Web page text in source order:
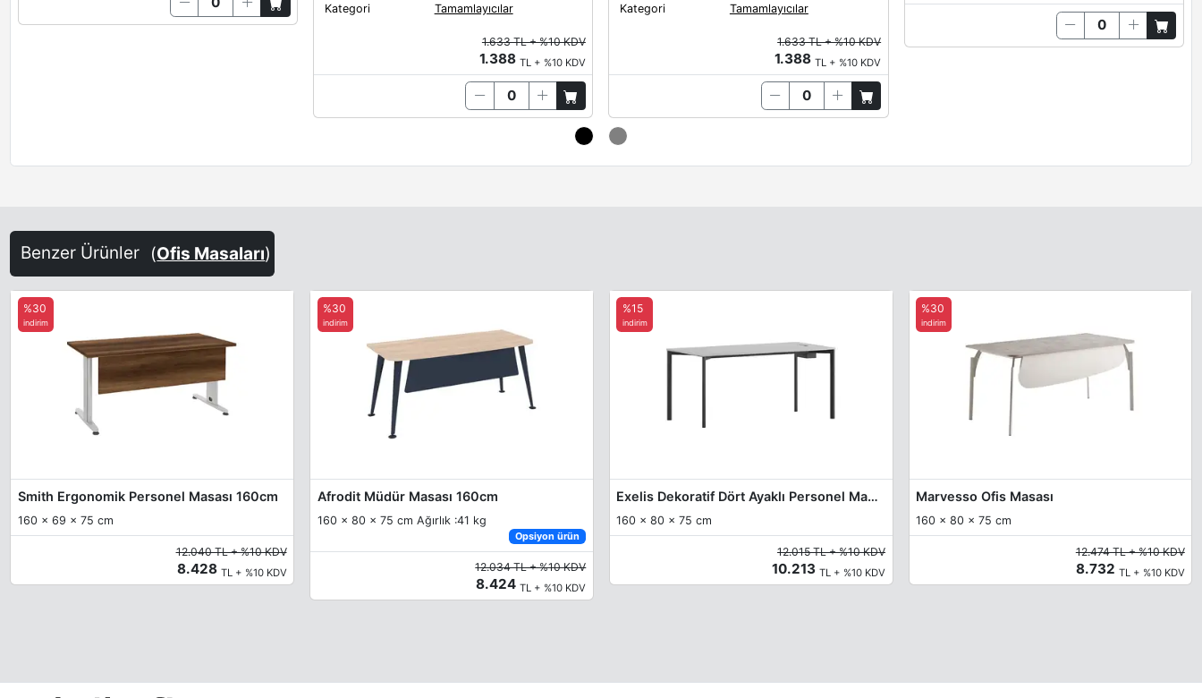
Sand-Yellow Steel Blue
Kategori
Tamamlayıcılar
1.633 TL + %10 KDV
1.388 TL + %10 KDV
Kategori
Tamamlayıcılar
1.633 TL + %10 KDV
1.388TL + %10 KDV
Benzer Ürünler (Ofis Masaları)
Smith Ergonomik Personel Masası 160cm
160 x 69 x 75 cm
%30
indirim
12.040 TL + %10 KDV
8.428 TL + %10 KDV
Afrodit Müdür Masası 160cm
160 x 80 x 75 cm Ağırlık :41 kg
Opsiyon ürün
%30
indirim
12.034 TL + %10 KDV
8.424TL + %10 KDV
Exelis Dekoratif Dört Ayaklı Personel Masası 160cm
160 x 80 x 75 cm
%15
indirim
12.015 TL + %10 KDV
10.213TL + %10 KDV
Marvesso Ofis Masası
160 x 80 x 75 cm
%30
indirim
12.474 TL + %10 KDV
8.732 TL + %10 KDV